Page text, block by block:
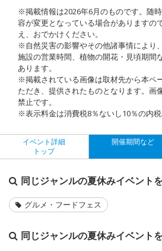
※掲載情報は2026年6月のものです。随
容が変更となっている場合がありますの
え、おでかけください。
※自然災害の影響やその他諸事情により
施設の営業時間、植物の開花・見頃期間
あります。
※掲載されている画像は取材先から本ペ
ただき、提供されたものとなります。画
禁止です。
※表示料金は消費税8％ないし10％の内税
イベント詳細
トップ
開催期間など
同じジャンルの夏休みイベント
グルメ・フードフェス
同じジャンルの夏休みイベント